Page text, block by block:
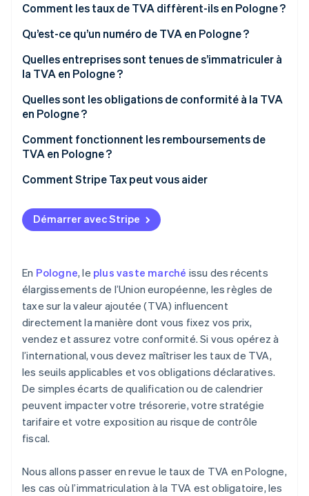
Comment les taux de TVA diffèrent-ils en Pologne ?
Taux de TVA de 8 %
Taux de TVA de 5 %
Taux de TVA de 0 %
Exonération de TVA
Qu’est-ce qu’un numéro de TVA en Pologne ?
Quelles entreprises sont tenues de s’immatriculer à
la TVA en Pologne ?
Quelles sont les obligations de conformité à la TVA
en Pologne ?
Facturer la TVA et assurer sa gestion
Soumettre un fichier JPK_VAT
Payer la TVA avant l’échéance prévue
Utiliser le mécanisme de paiement fractionné
Veiller à ce que les informations d’immatriculation
restent à jour
Comment fonctionnent les remboursements de
TVA en Pologne ?
Comment Stripe Tax peut vous aider
Démarrer avec Stripe
En Pologne, le plus vaste marché issu des récents
élargissements de l’Union européenne, les règles de
taxe sur la valeur ajoutée (TVA) influencent
directement la manière dont vous fixez vos prix,
vendez et assurez votre conformité. Si vous opérez à
l’international, vous devez maîtriser les taux de TVA,
les seuils applicables et vos obligations déclaratives.
De simples écarts de qualification ou de calendrier
peuvent impacter votre trésorerie, votre stratégie
tarifaire et votre exposition au risque de contrôle
fiscal.
Nous allons passer en revue le taux de TVA en Pologne,
les cas où l’immatriculation à la TVA est obligatoire, les